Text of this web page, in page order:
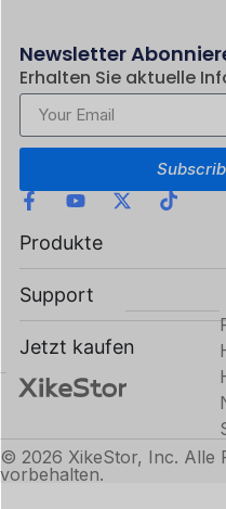
Newsletter
Erhalten Sie aktuelle
neuen Produkten.
Produkte
Support
Jetzt kaufen
© 2026 XikeStor, Inc. Alle
vorbehalten.